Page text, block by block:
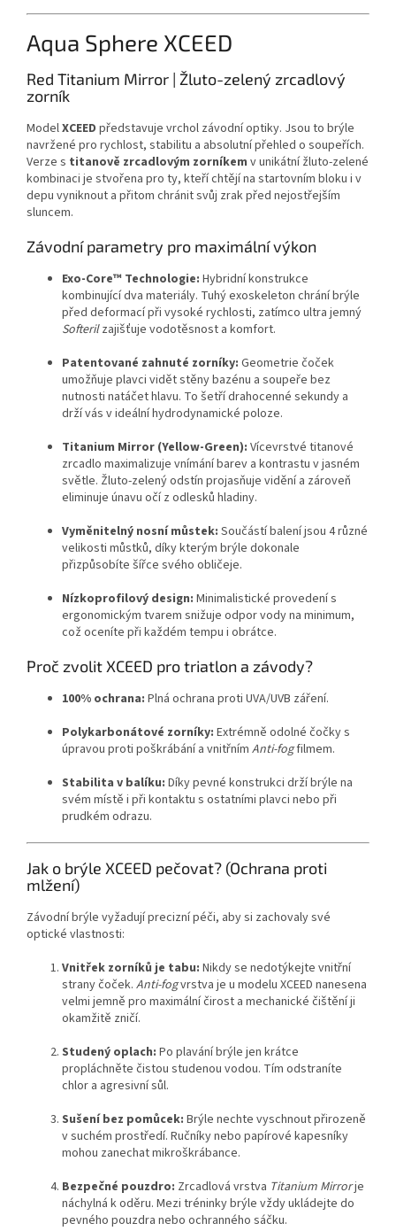
Aqua Sphere XCEED
Red Titanium Mirror | Žluto-zelený zrcadlový
zorník
ModelXCEED představuje vrchol závodní optiky. Jsou to brýle
navržené pro rychlost, stabilitu a absolutní přehled o soupeřích.
Verze s titanově zrcadlovým zorníkem v unikátní žluto-zelené
kombinaci je stvořena pro ty, kteří chtějí na startovním bloku i v
depu vyniknout a přitom chránit svůj zrak před nejostřejším
sluncem.
Závodní parametry pro maximální výkon
Exo-Core™ Technologie: Hybridní konstrukce
kombinující dva materiály. Tuhý exoskeleton chrání brýle
před deformací při vysoké rychlosti, zatímco ultra jemný
Softerilzajišťuje vodotěsnost a komfort.
Patentované zahnuté zorníky: Geometrie čoček
umožňuje plavci vidět stěny bazénu a soupeře bez
nutnosti natáčet hlavu. To šetří drahocenné sekundy a
drží vás v ideální hydrodynamické poloze.
Titanium Mirror (Yellow-Green): Vícevrstvé titanové
zrcadlo maximalizuje vnímání barev a kontrastu v jasném
světle. Žluto-zelený odstín projasňuje vidění a zároveň
eliminuje únavu očí z odlesků hladiny.
Vyměnitelný nosní můstek: Součástí balení jsou 4 různé
velikosti můstků, díky kterým brýle dokonale
přizpůsobíte šířce svého obličeje.
Nízkoprofilový design: Minimalistické provedení s
ergonomickým tvarem snižuje odpor vody na minimum,
což oceníte při každém tempu i obrátce.
Proč zvolit XCEED pro triatlon a závody?
100% ochrana: Plná ochrana proti UVA/UVB záření.
Polykarbonátové zorníky: Extrémně odolné čočky s
úpravou proti poškrábání a vnitřním Anti-fogfilmem.
Stabilita v balíku: Díky pevné konstrukci drží brýle na
svém místě i při kontaktu s ostatními plavci nebo při
prudkém odrazu.
Jak o brýle XCEED pečovat? (Ochrana proti
mlžení)
Závodní brýle vyžadují precizní péči, aby si zachovaly své
optické vlastnosti:
Vnitřek zorníků je tabu: Nikdy se nedotýkejte vnitřní
strany čoček. Anti-fogvrstva je u modelu XCEED nanesena
velmi jemně pro maximální čirost a mechanické čištění ji
okamžitě zničí.
Studený oplach: Po plavání brýle jen krátce
propláchněte čistou studenou vodou. Tím odstraníte
chlor a agresivní sůl.
Sušení bez pomůcek: Brýle nechte vyschnout přirozeně
v suchém prostředí. Ručníky nebo papírové kapesníky
mohou zanechat mikroškrábance.
Bezpečné pouzdro: Zrcadlová vrstva Titanium Mirrorje
náchylná k oděru. Mezi tréninky brýle vždy ukládejte do
pevného pouzdra nebo ochranného sáčku.
Send
Powered by chaterimo